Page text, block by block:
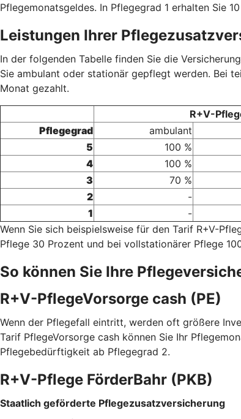
Pflegemonatsgeldes. In Pflegegrad 1 erhalten Sie
Leistungen Ihrer
In der folgenden Tabelle finden Sie die
Sie ambulant oder stationär gepflegt werden. Bei
Monat gezahlt.
R+V-
Pflegegrad
ambulant
5
100 %
4
100 %
3
70 %
2
-
1
-
Wenn Sie sich beispielsweise für den Tarif R+V-
Pflege 30 Prozent und bei vollstationärer Pflege
So können Sie Ihre
R+V-PflegeVorsorge cash (PE)
Wenn der Pflegefall eintritt, werden oft größere
Tarif PflegeVorsorge cash können Sie Ihr
Pflegebedürftigkeit ab Pflegegrad 2.
R+V-Pflege FörderBahr (PKB)
Staatlich geförderte Pflegezusatzversicherung